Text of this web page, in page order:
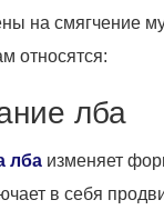
на смягчение
относятся:
лба
лба изменяет
в себя